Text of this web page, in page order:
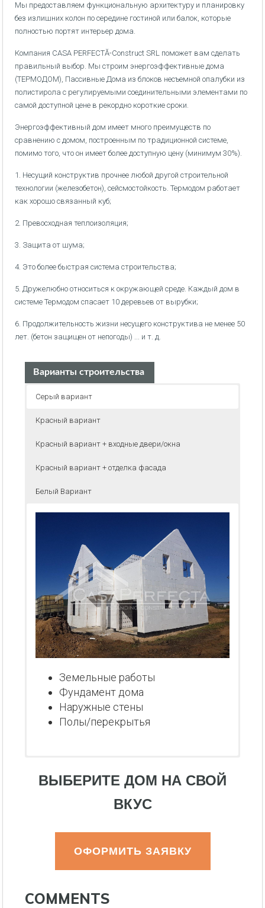
Мы предоставляем функциональную архитектуру и планировку
без излишних колон по середине гостиной или балок, которые
полностью портят интерьер дома.
Компания CASA PERFECTĂ-Construct SRL поможет вам сделать
правильный выбор. Мы строим энергоэффективные дома
(ТЕРМОДОМ), Пассивные Дома из блоков несъемной опалубки из
полистирола с регулируемыми соединительными элементами по
самой доступной цене в рекордно короткие сроки.
Энергоэффективный дом имеет много преимуществ по
сравнению с домом, построенным по традиционной системе,
помимо того, что он имеет более доступную цену (минимум 30%).
1. Несущий конструктив прочнее любой другой строительной
технологии (железобетон), сейсмостойкость. Термодом работает
как хорошо связанный куб;
2. Превосходная теплоизоляция;
3. Защита от шума;
4. Это более быстрая система строительства;
5. Дружелюбно относиться к окружающей среде. Каждый дом в
системе Термодом спасает 10 деревьев от вырубки;
6. Продолжительность жизни несущего конструктива не менее 50
лет. (бетон защищен от непогоды) ... и т. д.
Варианты строительства
Серый вариант
Красный вариант
Красный вариант + входные двери/окна
Красный вариант + отделка фасада
Белый Вариант
Земельные работы
Фундамент дома
Наружные стены
Полы/перекрытья
ВЫБЕРИТЕ ДОМ НА СВОЙ
ВКУС
ОФОРМИТЬ ЗАЯВКУ
COMMENTS